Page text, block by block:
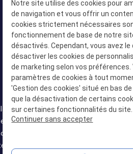
Siret :
Plan du site
Mentions
Politique de
Gestion des
à
à
Installation
portes
Installation de
Notre site utilise des cookies pour
de navigation et vous offrir un
cookies strictement nécessaires
fonctionnement de base de notre
désactivés. Cependant, vous avez le
désactiver les cookies de
de marketing selon vos
paramètres de cookies à tout
'Gestion des cookies' situé en bas
que la désactivation de certains
sur certaines fonctionnalités du site.
Continuer sans accepter